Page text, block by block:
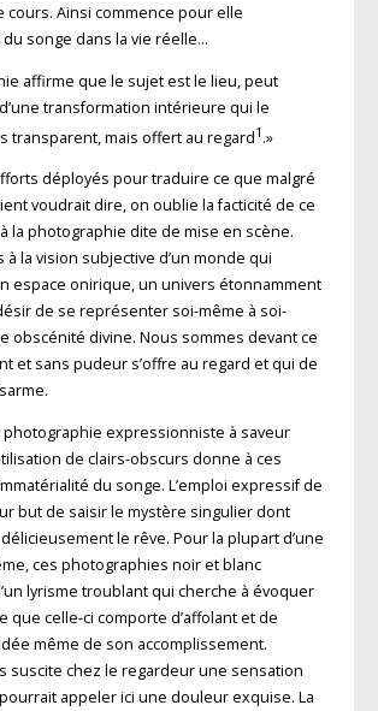
cours. Ainsi commence pour elle
du songe dans la vie réelle…
affirme que le sujet est le lieu, peut
transformation intérieure qui le
transparent, mais offert au regard1 .»
déployés pour traduire ce que malgré
voudrait dire, on oublie la facticité de ce
la photographie dite de mise en scène.
la vision subjective d’un monde qui
espace onirique, un univers étonnamment
de se représenter soi-même à soi-
obscénité divine. Nous sommes devant ce
et sans pudeur s’offre au regard et qui de
photographie expressionniste à saveur
de clairs-obscurs donne à ces
du songe. L’emploi expressif de
but de saisir le mystère singulier dont
le rêve. Pour la plupart d’une
ces photographies noir et blanc
lyrisme troublant qui cherche à évoquer
que celle-ci comporte d’affolant et de
même de son accomplissement.
suscite chez le regardeur une sensation
appeler ici une douleur exquise. La